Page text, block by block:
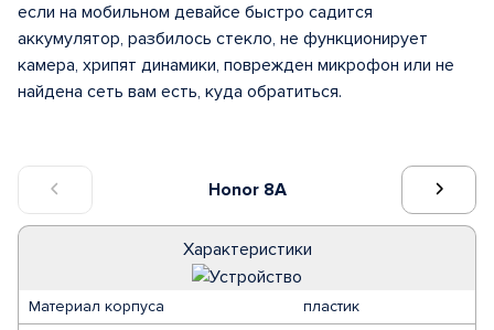
Honor 8A
Характеристики
Материал корпуса пластик
если на мобильном девайсе быстро садится
аккумулятор, разбилось стекло, не функционирует
камера, хрипят динамики, поврежден микрофон или не
найдена сеть вам есть, куда обратиться.